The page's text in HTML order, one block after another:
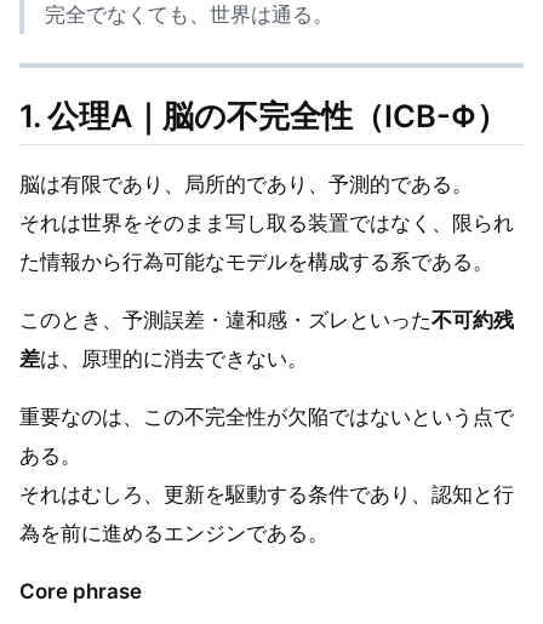
完全でなくても、世界は通る。
1. 公理A｜脳の不完全性（ICB-Φ）
脳は有限であり、局所的であり、予測的である。
それは世界をそのまま写し取る装置ではなく、限られ
た情報から行為可能なモデルを構成する系である。
このとき、予測誤差・違和感・ズレといった不可約残
差は、原理的に消去できない。
重要なのは、この不完全性が欠陥ではないという点で
ある。
それはむしろ、更新を駆動する条件であり、認知と行
為を前に進めるエンジンである。
Core phrase